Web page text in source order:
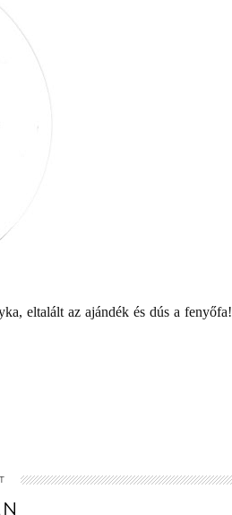
eltalált az ajándék és dús a fenyőfa!